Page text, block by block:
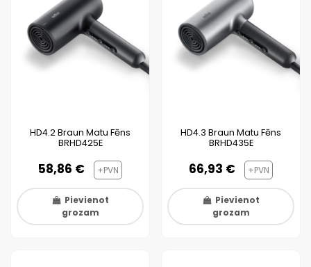
HD4.2 Braun Matu Fēns
BRHD425E
58,86 € +PVN
Pievienot
grozam
HD4.3 Braun Matu Fēns
BRHD435E
66,93 € +PVN
Pievienot
grozam